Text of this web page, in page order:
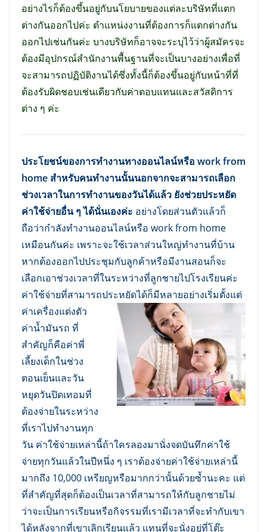
อย่างไรก็ต้องขึ้นอยู่กับนโยบายของแต่ละบริษัทที่แตก
ต่างกันออกไปค่ะ ตำแหน่งงานที่ต้องการก็แตกต่างกัน
ออกไปเช่นกันค่ะ บางบริษัทก็อาจจะระบุไว้ว่าผู้สมัครจะ
ต้องมีอุปกรณ์สำนักงานพื้นฐานที่จะเป็นบางอย่างเพื่อที่
จะสามารถปฏิบัติงานได้ซึ่งทั้งนี้ก็ต้องขึ้นอยู่กับหน้าที่ที่
ต้องรับผิดชอบเช่นเดียวกับค่าตอบแทนและสวัสดิการ
ต่าง ๆ ค่ะ
ประโยชน์ของการทำงานทางออนไลน์หรือ work from
home สำหรับคนทำงานนั้นนอกจากจะสามารถเลือก
ช่วงเวลาในการทำงานของวันได้แล้ว ยังช่วยประหยัด
ค่าใช้จ่ายอื่น ๆ ได้นั่นเองค่ะ อย่างโดยส่วนตัวแล้วก็
ถือว่ากำลังทำงานออนไลน์หรือ work from home
เหมือนกันค่ะ เพราะจะใช้เวลาส่วนใหญ่ทำงานที่บ้าน
หากต้องออกไปประชุมกับลูกค้าหรือมีงานสอนก็จะ
เลือกเอาช่วงเวลาที่ในระหว่างที่ลูกชายไปโรงเรียนค่ะ
ค่าใช้จ่ายที่สามารถประหยัดได้ก็มีหลายอย่างเริ่มตั้งแต่
ค่าเครื่องแต่งตัว
ค่าน้ำมันรถ ที่
สำคัญก็คือค่าพี่
เลี้ยงเด็กในช่วง
ตอนเย็นและวัน
หยุดวันปิดเทอมที่
ต้องจ่ายในระหว่าง
ที่เราไปทำงานทุก
วัน ค่าใช้จ่ายเหล่านี้ถ้าใครลองมานั่งจดบันทึกค่าใช้
จ่ายทุกวันแล้วในปีหนึ่ง ๆ เราต้องจ่ายค่าใช้จ่ายเหล่านี้
มากถึง 10,000 เหรียญหรือมากกว่านั้นด้วยซ้ำนะคะ แต่
ที่สำคัญที่สุดก็ต้องเป็นเวลาที่สามารถให้กับลูกชายไม่
ว่าจะเป็นการเรียนหรือกิจรรมที่เรามีเวลาที่จะทำกับเขา
ได้หลังจากที่เขาเลิกเรียนแล้ว แทนที่จะนั่งอยู่ที่โต๊ะ